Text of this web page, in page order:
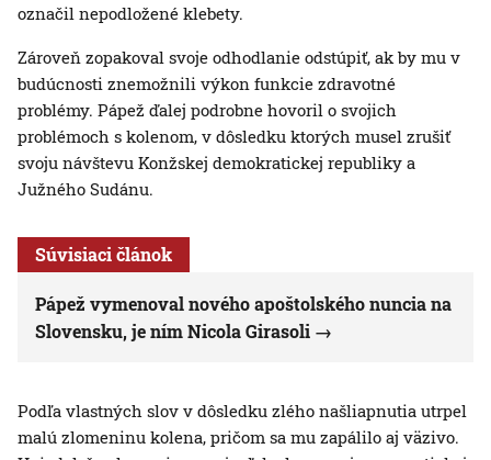
označil nepodložené klebety.
Zároveň zopakoval svoje odhodlanie odstúpiť, ak by mu v
budúcnosti znemožnili výkon funkcie zdravotné
problémy. Pápež ďalej podrobne hovoril o svojich
problémoch s kolenom, v dôsledku ktorých musel zrušiť
svoju návštevu Konžskej demokratickej republiky a
Južného Sudánu.
Súvisiaci článok
Pápež vymenoval nového apoštolského nuncia na
Slovensku, je ním Nicola Girasoli
Podľa vlastných slov v dôsledku zlého našliapnutia utrpel
malú zlomeninu kolena, pričom sa mu zapálilo aj väzivo.